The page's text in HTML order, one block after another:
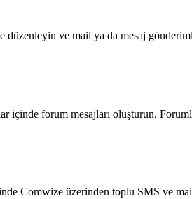
ve mail ya da mesaj
içinde forum mesajları oluşturun.
Comwize üzerinden toplu SMS ve